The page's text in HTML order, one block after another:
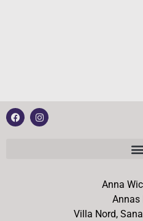
Anna
Annas
Villa Nord,